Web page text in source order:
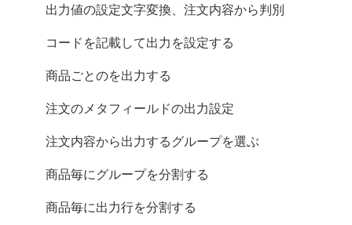
出力値の設定(文字変換、注文内容から判別)
コードを記載して出力を設定する
商品ごとのLine Item Propertyを出力する
注文のメタフィールドの出力設定
注文内容から出力するCSVグループを選ぶ
商品毎にCSVグループを分割する
商品毎に出力行を分割する